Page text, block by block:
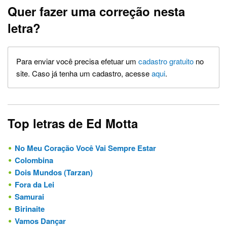
Quer fazer uma correção nesta
letra?
Para enviar você precisa efetuar um cadastro gratuito no
site. Caso já tenha um cadastro, acesseaqui.
Top letras de Ed Motta
No Meu Coração Você Vai Sempre Estar
Colombina
Dois Mundos (Tarzan)
Fora da Lei
Samurai
Birinaite
Vamos Dançar